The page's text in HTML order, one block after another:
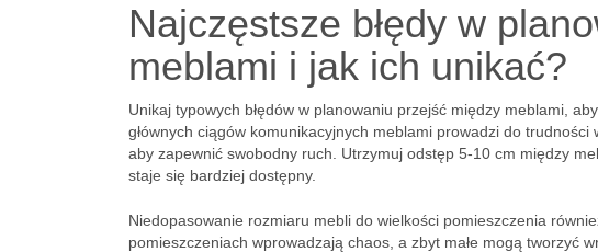
Najczęstsze błędy w
meblami i jak ich unikać?
Unikaj typowych błędów w planowaniu przejść między meblami,
głównych ciągów komunikacyjnych meblami prowadzi do
aby zapewnić swobodny ruch. Utrzymuj odstęp 5-10 cm między
staje się bardziej dostępny.
Niedopasowanie rozmiaru mebli do wielkości pomieszczenia
pomieszczeniach wprowadzają chaos, a zbyt małe mogą tworzyć